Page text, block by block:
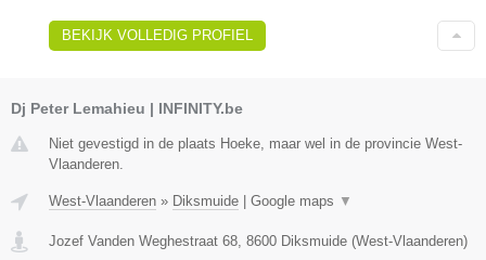
BEKIJK VOLLEDIG PROFIEL
Dj Peter Lemahieu | INFINITY.be
Niet gevestigd in de plaats Hoeke, maar wel in de provincie West-
Vlaanderen.
West-Vlaanderen » Diksmuide Google maps ▼
Jozef Vanden Weghestraat 68, 8600 Diksmuide (West-Vlaanderen)